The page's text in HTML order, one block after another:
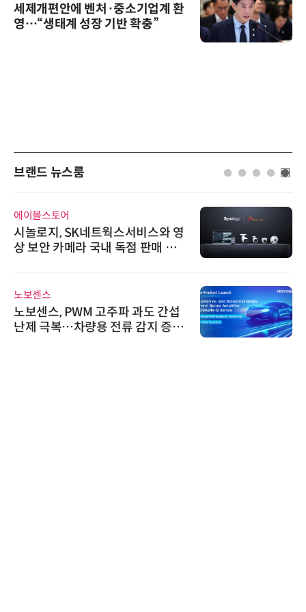
세제개편안에 벤처·중소기업계 환
영…“생태계 성장 기반 확충”
브랜드 뉴스룸
에이블스토어
시놀로지, SK네트웍스서비스와 영
상 보안 카메라 국내 독점 판매 파
노보센스
노보센스, PWM 고주파 과도 간섭
난제 극복…차량용 전류 감지 증폭